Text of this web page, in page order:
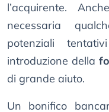
l’acquirente.
necessaria
potenziali
introduzione della
di grande aiuto.
Un bonifico